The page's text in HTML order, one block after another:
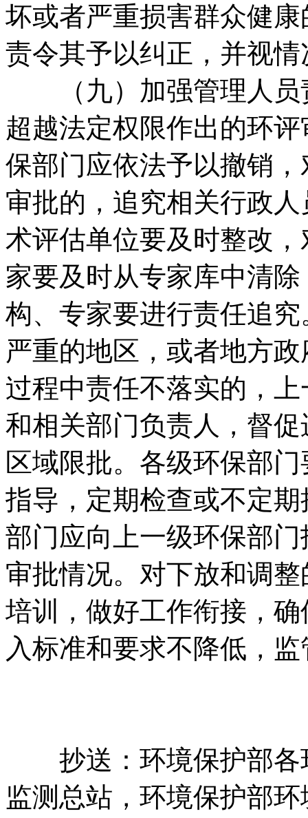
坏或者严重损害群众健
责令其予以纠正，并视
（九）加强管理人员
超越法定权限作出的环
保部门应依法予以撤销
审批的，追究相关行政
术评估单位要及时整改
家要及时从专家库中清
构、专家要进行责任追
严重的地区，或者地方
过程中责任不落实的，
和相关部门负责人，督
区域限批。各级环保部
指导，定期检查或不定
部门应向上一级环保部
审批情况。对下放和调
培训，做好工作衔接，
入标准和要求不降低，
抄送：环境保护部各
监测总站，环境保护部